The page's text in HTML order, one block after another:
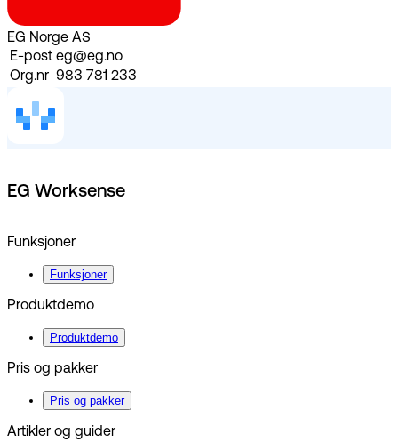
EG Norge AS
E-post eg@eg.no
Org.nr 983 781 233
EG Worksense
Funksjoner
Funksjoner
Produktdemo
Produktdemo
Pris og pakker
Pris og pakker
Artikler og guider